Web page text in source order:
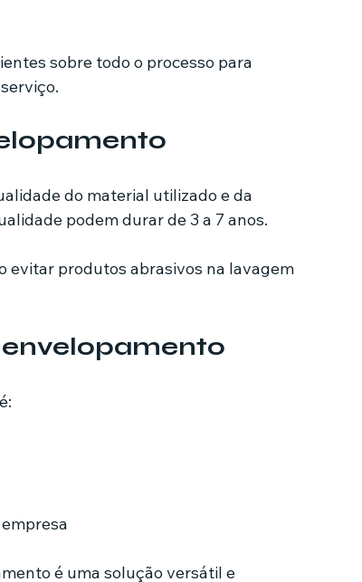
sobre todo o processo para
do material utilizado e da
podem durar de 3 a 7 anos.
evitar produtos abrasivos na lavagem
é uma solução versátil e